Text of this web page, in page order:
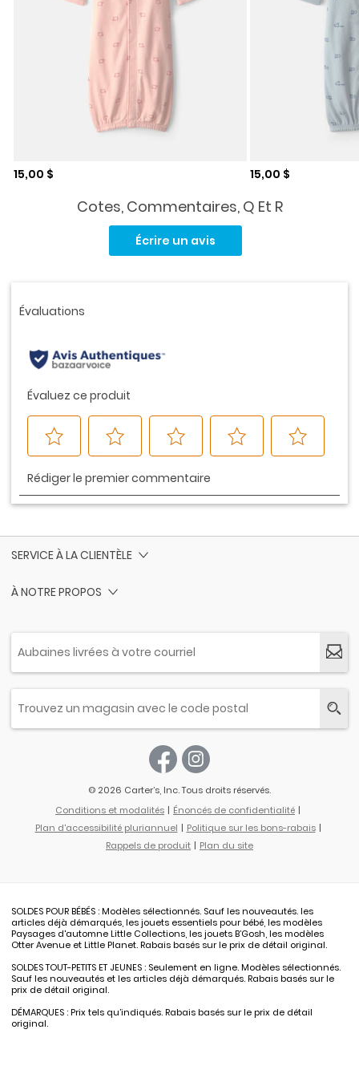
Prix de solde
15,00 $ Prix de solde
15,00 $
Cotes, Commentaires, Q Et R
la
Écrire un avis
SERVICE À LA CLIENTÈLE
À NOTRE PROPOS
© 2026 Carter’s, Inc. Tous droits réservés.
Conditions et modalités
Énoncés de confidentialité
Plan d'accessibilité pluriannuel
Politique sur les bons-rabais
Rappels de produit
Plan du site
SOLDES POUR BÉBÉS : Modèles sélectionnés. Sauf les nouveautés. les
articles déjà démarqués, les jouets essentiels pour bébé, les modèles
Paysages d'automne Little Collections, les jouets B’Gosh, les modèles
Otter Avenue et Little Planet. Rabais basés sur le prix de détail original.
SOLDES TOUT-PETITS ET JEUNES : Seulement en ligne. Modèles sélectionnés.
Sauf les nouveautés et les articles déjà démarqués. Rabais basés sur le
prix de détail original.
DÉMARQUES : Prix tels qu’indiqués. Rabais basés sur le prix de détail
original.